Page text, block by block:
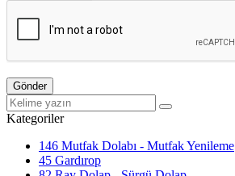
Gönder
Kategoriler
146 Mutfak Dolabı - Mutfak Yenileme
45 Gardırop